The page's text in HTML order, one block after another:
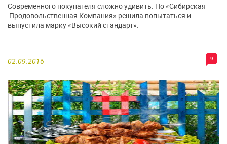
02.09.2016 9
Современного покупателя сложно удивить. Но «Сибирская
Продовольственная Компания» решила попытаться и
выпустила марку «Высокий стандарт».